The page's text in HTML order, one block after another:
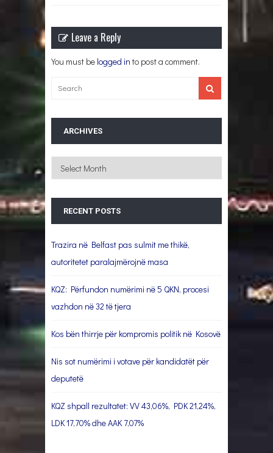
Leave a Reply
You must be logged in to post a comment.
ARCHIVES
Archives
RECENT POSTS
Trazira në Belfast pas sulmit me thikë,
autoritetet paralajmërojnë masa
KQZ: Përfundon numërimi në 5 QKN, procesi
vazhdon në 32 të tjera
Kos bën thirrje për kompromis politik në Kosovë
Nis sot numërimi i votave për kandidatët për
deputetë
KQZ shpall rezultatet: VV 43,06%, PDK 21,24%,
LDK 17,70% dhe AAK 7,07%